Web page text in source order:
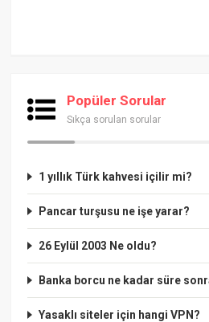
Popüler Sorular
Sıkça sorulan sorular
1 yıllık Türk kahvesi içilir mi?
Pancar turşusu ne işe yarar?
26 Eylül 2003 Ne oldu?
Banka borcu ne kadar süre
Yasaklı siteler için hangi VPN?